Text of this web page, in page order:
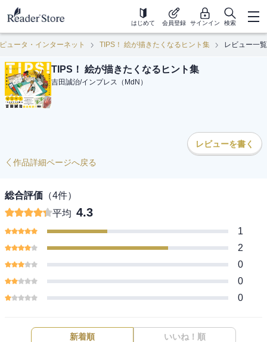
はじめて 会員登録 サインイン 検索
ュータ・インターネット TIPS！ 絵が描きたくなるヒント集 レビュー一覧
TIPS！ 絵が描きたくなるヒント集
吉田誠治/インプレス（MdN）
レビューを書く
作品詳細ページへ戻る
総合評価 （4件）
平均 4.3
1
2
0
0
0
新着順 いいね！順